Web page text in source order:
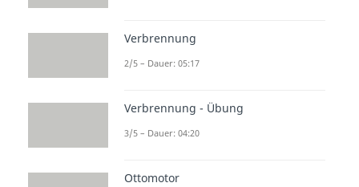
Verbrennung
2/5 – Dauer: 05:17
Verbrennung - Übung
3/5 – Dauer: 04:20
Ottomotor